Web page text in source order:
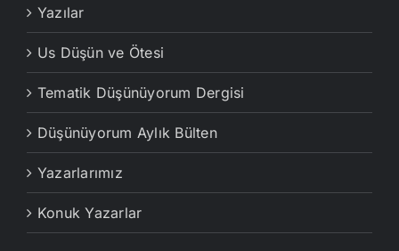
Yazılar
Us Düşün ve Ötesi
Tematik Düşünüyorum Dergisi
Düşünüyorum Aylık Bülten
Yazarlarımız
Konuk Yazarlar